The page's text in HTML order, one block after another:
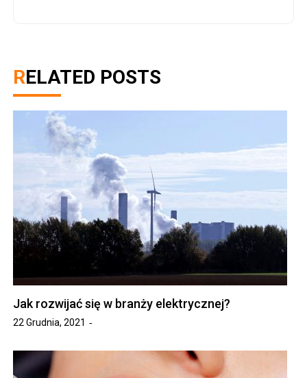
RELATED POSTS
Jak rozwijać się w branży elektrycznej?
22 Grudnia, 2021